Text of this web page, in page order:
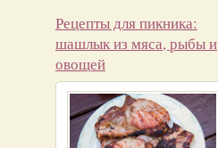
Рецепты для пикника:
шашлык из мяса, рыбы и
овощей